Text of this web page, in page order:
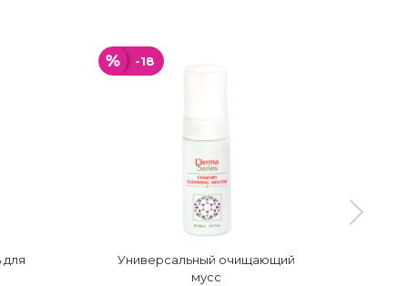
-18
Универсальный очищающий
мусс